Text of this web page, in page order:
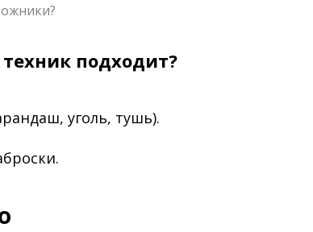
подходит?
уголь, тушь).